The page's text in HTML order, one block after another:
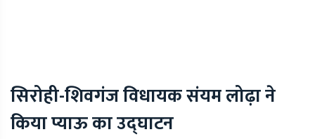
सिरोही-शिवगंज विधायक संयम लोढ़ा ने
किया प्याऊ का उद्घाटन